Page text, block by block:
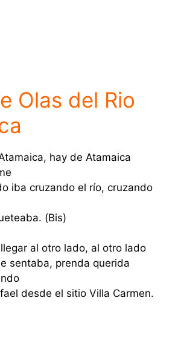
Olas del Rio
hay de Atamaica
iba cruzando el río, cruzando
(Bis)
al otro lado, al otro lado
sentaba, prenda querida
desde el sitio Villa Carmen.